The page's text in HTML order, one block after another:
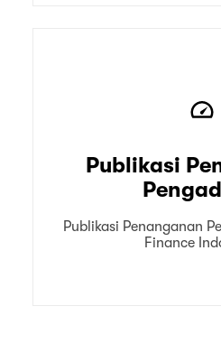
Publikasi
Publikasi Penanganan
Finance